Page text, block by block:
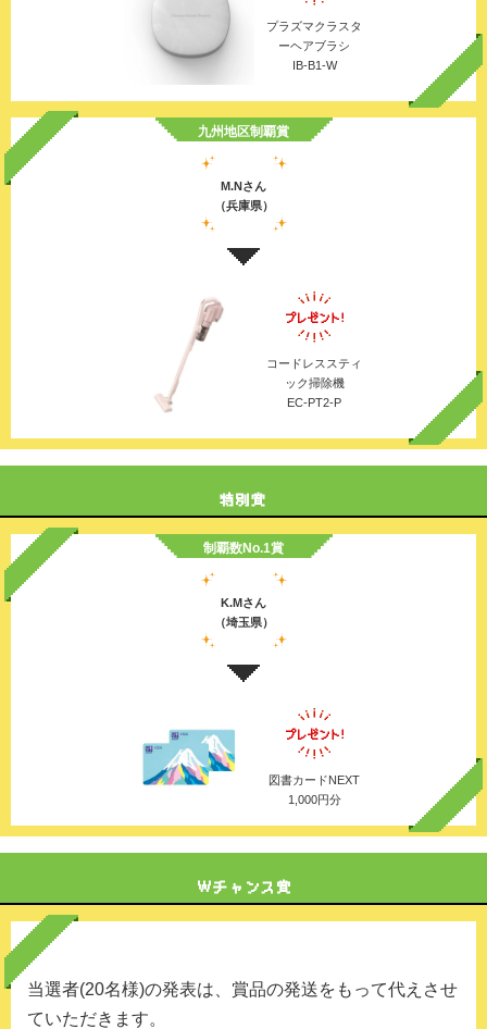
プラズマクラスタ
ーヘアブラシ
IB-B1-W
九州地区制覇賞
M.Nさん
（兵庫県）
コードレススティ
ック掃除機
EC-PT2-P
制覇数No.1賞
K.Mさん
（埼玉県）
図書カードNEXT
1,000円分
当選者(20名様)の発表は、賞品の発送をもって代えさせ
ていただきます。